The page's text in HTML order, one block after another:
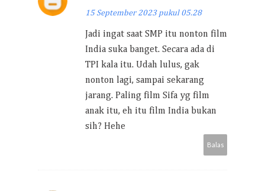
15 September 2023 pukul 05.28
Jadi ingat saat SMP itu nonton film
India suka banget. Secara ada di
TPI kala itu. Udah lulus, gak
nonton lagi, sampai sekarang
jarang. Paling film Sifa yg film
anak itu, eh itu film India bukan
sih? Hehe
Balas